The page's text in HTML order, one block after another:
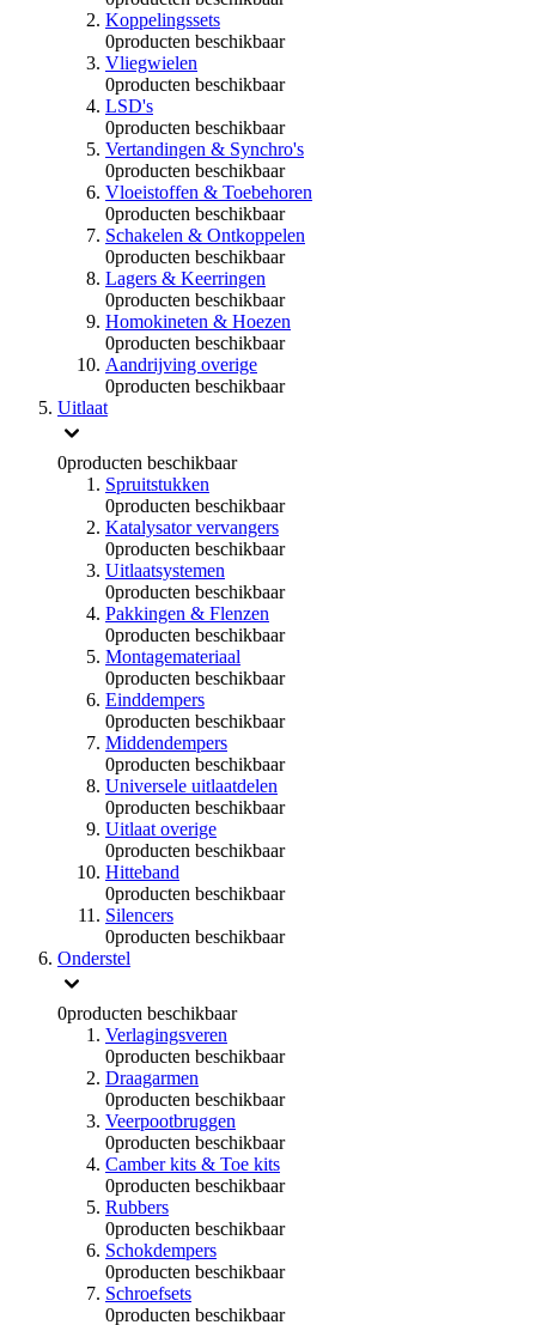
Koppelingssets
0producten beschikbaar
Vliegwielen
0producten beschikbaar
LSD's
0producten beschikbaar
Vertandingen & Synchro's
0producten beschikbaar
Vloeistoffen & Toebehoren
0producten beschikbaar
Schakelen & Ontkoppelen
0producten beschikbaar
Lagers & Keerringen
0producten beschikbaar
Homokineten & Hoezen
0producten beschikbaar
Aandrijving overige
0producten beschikbaar
Uitlaat
0producten beschikbaar
Spruitstukken
0producten beschikbaar
Katalysator vervangers
0producten beschikbaar
Uitlaatsystemen
0producten beschikbaar
Pakkingen & Flenzen
0producten beschikbaar
Montagemateriaal
0producten beschikbaar
Einddempers
0producten beschikbaar
Middendempers
0producten beschikbaar
Universele uitlaatdelen
0producten beschikbaar
Uitlaat overige
0producten beschikbaar
Hitteband
0producten beschikbaar
Silencers
0producten beschikbaar
Onderstel
0producten beschikbaar
Verlagingsveren
0producten beschikbaar
Draagarmen
0producten beschikbaar
Veerpootbruggen
0producten beschikbaar
Camber kits & Toe kits
0producten beschikbaar
Rubbers
0producten beschikbaar
Schokdempers
0producten beschikbaar
Schroefsets
0producten beschikbaar